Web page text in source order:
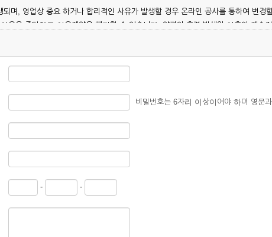
며, 영업상 중요 하거나 합리적인 사유가 발생할 경우 온라인 공사를 통하여 변경
용을 중단하고 이용계약을 해지할 수 있습니다. 약관의 효력 발생일 이후의 계속
및 기타 관계법령의 규정에 따릅니다.
동의한 후 신청자의 실질 정보를 입력하여 회사에 신청하고 회사가 이를 심사, 승
한 개의 ID가 발급됩니다. 부득이한 경우로 인해 변경하고자 하는 경우에는 해당
가입을 거절하거나 취소할 수 있으며, 실명으로 등록하지 않은 자의 일체의 권리를
비밀번호는 6자리 이상이어야 하며 영문
- -